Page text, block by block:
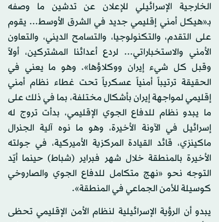
الخارجية الإسرائيلي للإعلان عن تدشين ما وصفه
بـ«هيكل أمني إقليمي جديد في الشرق الأوسط... يقوم
على التقدم، والتكنولوجيا، والتسامح الديني، والتعاون
الأمني والاستخباراتي... لردع أعدائنا المشتركين، أولاً
وقبل كل شيء إيران ووكلاؤها». وهو ما يعني في
الحقيقة ترتيباً أمنياً عسكرياً تحت غطاء نظام أمني
إقليمي لمواجهة إيران بأشكال مختلفة، بما في ذلك على
ما يبدو نظام للدفاع الجوي الإقليمي، بدأت تروج له
إسرائيل في الآونة الأخيرة، وهو ما نوه آلية الجنرال
ماكينزي، قائد القيادة المركزية الأميركية، في جولته
الأخيرة بالمنطقة خلال شهر فبراير (شباط) حينما أيّد
التوجه نحو «نهج متكامل للدفاع الجوي والصاروخي
كوسيلة للأمن الجماعي في المنطقة».
يبدو أن الرؤية الإسرائيلية لنظام الأمن الإقليمي تحظى